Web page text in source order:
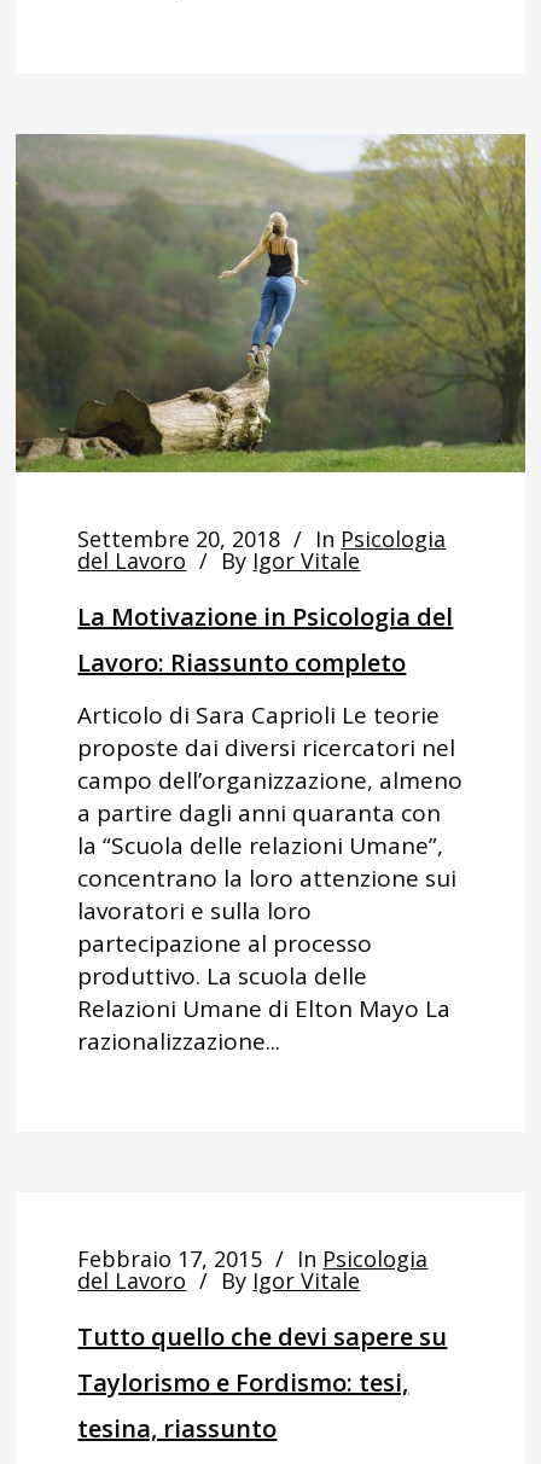
Settembre 20, 2018 In Psicologia
del Lavoro By Igor Vitale
La Motivazione in Psicologia del
Lavoro: Riassunto completo
Articolo di Sara Caprioli Le teorie
proposte dai diversi ricercatori nel
campo dell’organizzazione, almeno
a partire dagli anni quaranta con
la “Scuola delle relazioni Umane”,
concentrano la loro attenzione sui
lavoratori e sulla loro
partecipazione al processo
produttivo. La scuola delle
Relazioni Umane di Elton Mayo La
razionalizzazione...
Febbraio 17, 2015 In Psicologia
del Lavoro By Igor Vitale
Tutto quello che devi sapere su
Taylorismo e Fordismo: tesi,
tesina, riassunto